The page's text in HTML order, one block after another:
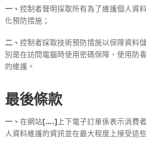
一、 控制者聲明採取所有為了維護個人資
化預防措施；
二、 控制者採取技術預防措施以保障資料
別是在訪問電腦時使用密碼保障、使用防
的維護。
最後條款
一、 在網站[….] 上下電子訂單係表示消費
人資料維護的資訊並在最大程度上接受這